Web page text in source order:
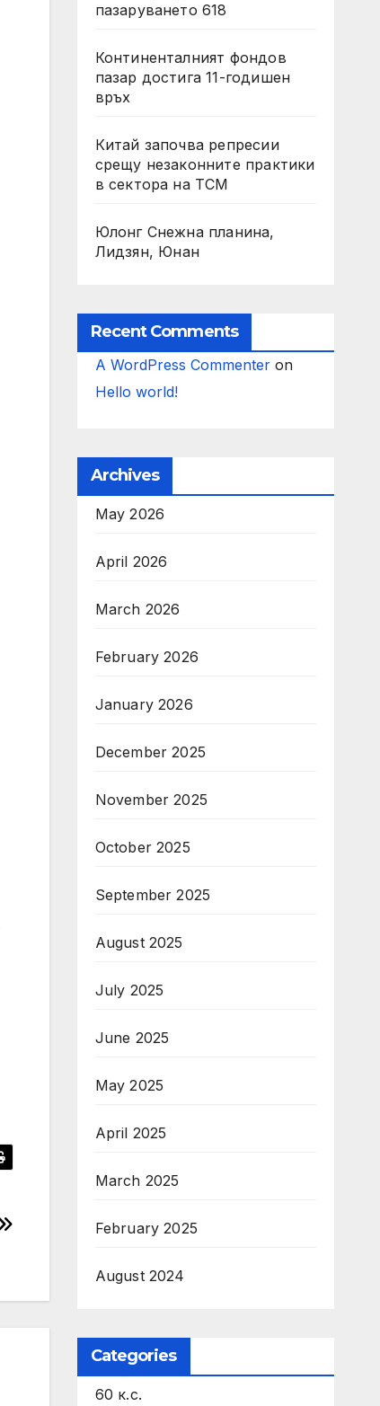
пазаруването 618
Континенталният фондов
пазар достига 11-годишен
връх
Китай започва репресии
срещу незаконните практики
в сектора на TCM
Юлонг Снежна планина,
Лидзян, Юнан
Recent Comments
A WordPress Commenteron
Hello world!
Archives
May 2026
April 2026
March 2026
February 2026
January 2026
December 2025
November 2025
October 2025
September 2025
August 2025
July 2025
June 2025
May 2025
April 2025
March 2025
February 2025
August 2024
Categories
60 к.с.